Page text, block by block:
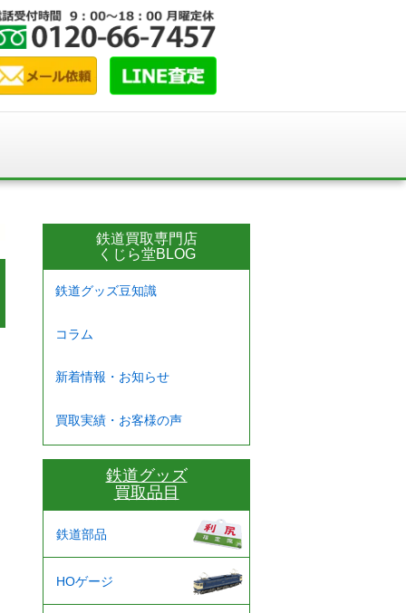
鉄道買取専門店
くじら堂BLOG
鉄道グッズ豆知識
コラム
新着情報・お知らせ
買取実績・お客様の声
鉄道グッズ
買取品目
鉄道部品
HOゲージ